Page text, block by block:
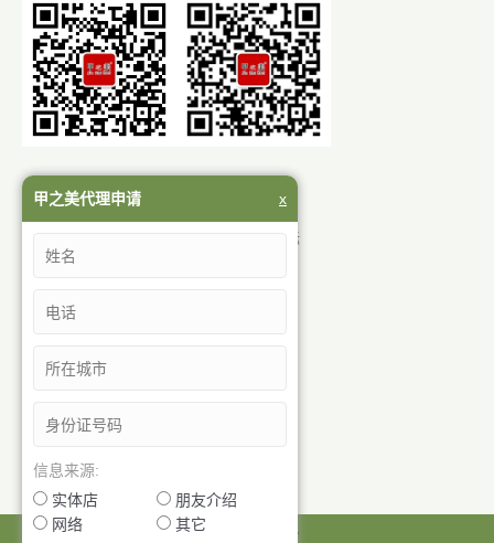
岳阳市甲之美生物科技有限公司
地址：岳阳市岳阳楼区青年中路华城国际
咨询热线：0730-8210388
客服 QQ：68581133
官 网：www.jiazhimei.com
找到我们在：
甲之美代理申请 x
信息来源:
实体店
朋友介绍
网络
其它